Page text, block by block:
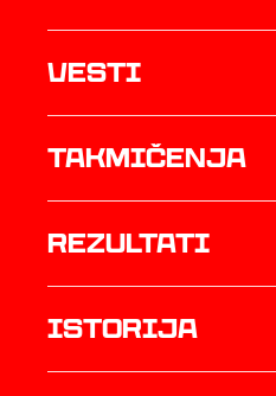
Vesti
Takmičenja
rezultati
istorija